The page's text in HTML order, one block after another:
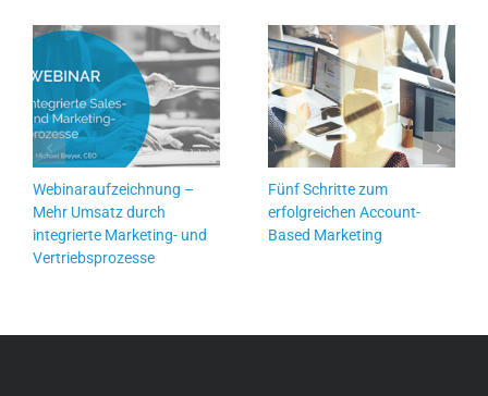
Webinaraufzeichnung –
Mehr Umsatz durch
integrierte Marketing- und
Vertriebsprozesse
Fünf Schritte zum
erfolgreichen Account-
Based Marketing